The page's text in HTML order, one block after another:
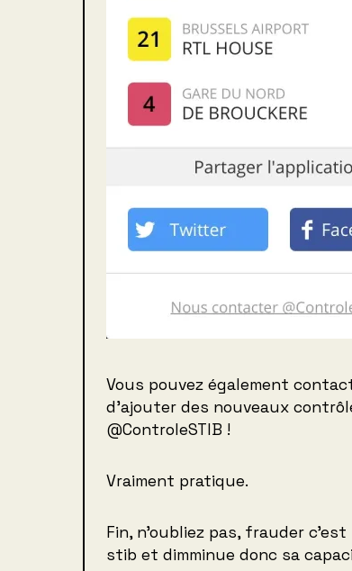
Vous pouvez également
d’ajouter des nouveaux
@ControleSTIB !
Vraiment pratique.
Fin, n’oubliez pas, frauder
stib et dimminue donc sa